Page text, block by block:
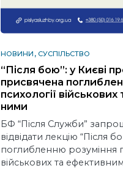
НОВИНИ СУСПІЛЬСТВО
“Після бою”: у Києві
присвячена
психології військових
ними
БФ “Після Служби”
відвідати лекцію “Після
поглибленню розуміння
військових та